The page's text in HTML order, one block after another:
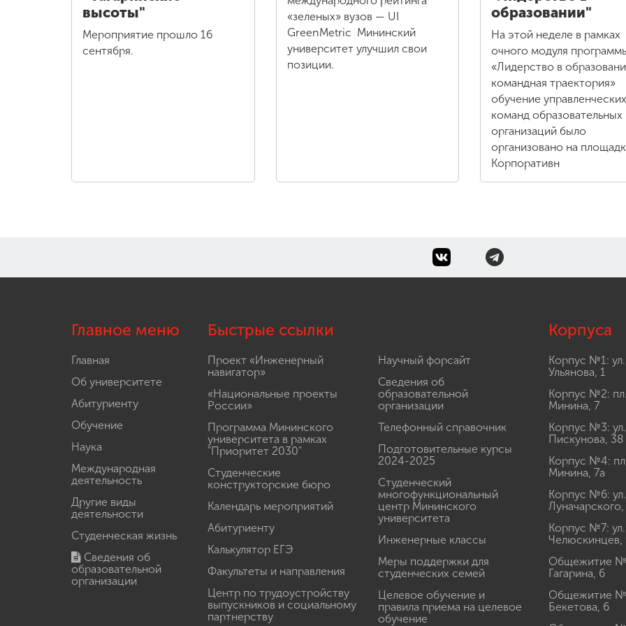
высоты"
Мероприятие прошло 16
сентября.
«зеленых» вузов — UI
GreenMetric Мининский
университет улучшил свои
позиции.
образовании"
На этой неделе в рамках
очного модуля
«Лидерство в
командная траектория»
обучение управленческих
команд образовательных
организаций было
организовано на
Корпоративн
Главное меню
Главная
Об университете
Абитуриенту
Обучение
Наука
Международная
деятельность
Другие виды
деятельности
Студенческая жизнь
Сведения об
образовательной
организации
Быстрые ссылки
Проект «Инженерный
навигатор»
«Национальные проекты
России»
Программа Мининского
университета в рамках
"Приоритет 2030"
Студенческие
конструкторские бюро
Календарь мероприятий
Абитуриенту
Калькулятор ЕГЭ
Факультеты и направления
Центр по трудоустройству
выпускников и социальному
партнерству
Научный форсайт
Сведения об
образовательной
организации
Телефонный справочник
Подготовительные курсы
2024-2025
Студенческий
многофункциональный
центр Мининского
университета
Инженерные классы
Меры поддержки для
студенческих семей
Целевое обучение и
правила приема на целевое
обучение
Корпуса
Корпус №1: ул.
Ульянова, 1
Корпус №2: пл.
Минина, 7
Корпус №3: ул.
Пискунова, 38
Корпус №4:
Минина, 7а
Корпус №6: ул.
Луначарского,
Корпус №7: ул.
Челюскинцев,
Общежитие №
Гагарина, 6
Общежитие №
Бекетова, 6